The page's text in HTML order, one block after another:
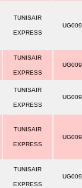
TUNISAIR
EXPRESS
UG009
TUNISAIR
EXPRESS
UG009
TUNISAIR
EXPRESS
UG009
TUNISAIR
EXPRESS
UG009
TUNISAIR
EXPRESS
UG009